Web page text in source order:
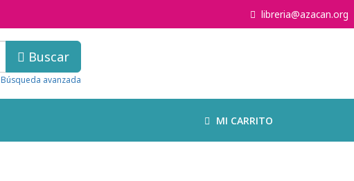
libreria@azacan.org
Buscar
Búsqueda avanzada
MI CARRITO